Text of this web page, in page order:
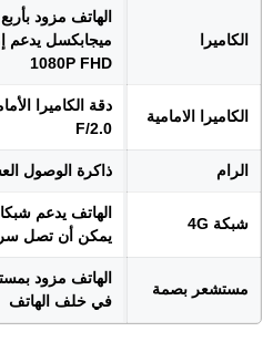
الكاميرا
ميجابكسل يدعم
1080P FHD
الكاميرا الامامية
F/2.0
الرام ذاكرة الوصول العشوائي
شبكة 4G
يمكن أن تصل سرعتها
مستشعر بصمة
الهاتف مزود
في خلف الهاتف